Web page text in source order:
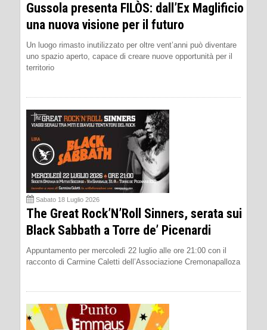
Gussola presenta FILÒS: dall’Ex Maglificio
una nuova visione per il futuro
Un luogo rimasto inutilizzato per oltre vent’anni può diventare
uno spazio aperto, capace di creare nuove opportunità per il
territorio
Sabato 18 Luglio 2026
The Great Rock’N’Roll Sinners, serata sui
Black Sabbath a Torre de’ Picenardi
Appuntamento per mercoledì 22 luglio alle ore 21:00 con il
racconto di Carmine Caletti dell’Associazione Cremonapalloza